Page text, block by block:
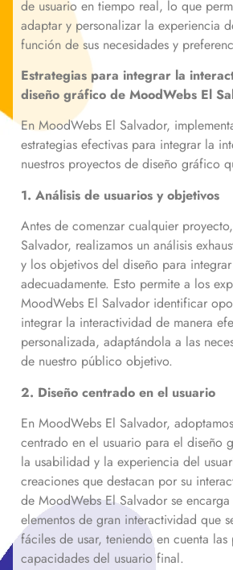
de usuario en tiempo real, lo que
adaptar y personalizar la experiencia
función de sus necesidades y
Estrategias para integrar la
diseño gráfico de MoodWebs El
En MoodWebs El Salvador,
estrategias efectivas para integrar la
nuestros proyectos de diseño gráfico
1. Análisis de usuarios y objetivos
Antes de comenzar cualquier
Salvador, realizamos un análisis
y los objetivos del diseño para
adecuadamente. Esto permite a los
MoodWebs El Salvador identificar
integrar la interactividad de manera
personalizada, adaptándola a las
de nuestro público objetivo.
2. Diseño centrado en el usuario
En MoodWebs El Salvador,
centrado en el usuario para el diseño
la usabilidad y la experiencia del
creaciones que destacan por su
de MoodWebs El Salvador se
elementos de gran interactividad que
fáciles de usar, teniendo en cuenta las
capacidades del usuario final.